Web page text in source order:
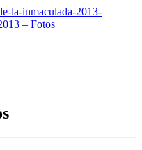
la-inmaculada-2013-
– Fotos